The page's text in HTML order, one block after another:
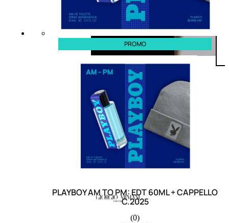
PROMO
PLAYBOY AM TO PM: EDT 60ML + CAPPELLO
C.2025
(0)